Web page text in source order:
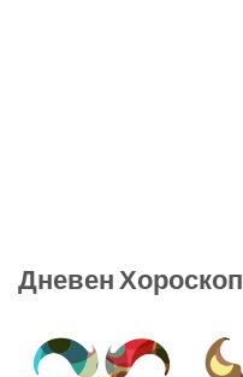
Дневен Хороскоп